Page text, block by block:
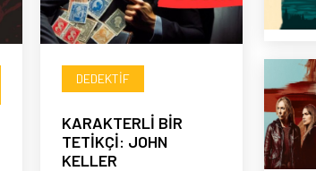
DEDEKTIF
KARAKTERLİ BİR
TETİKÇİ: JOHN
KELLER